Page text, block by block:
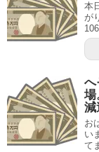
本
が
へ
場
減
お
い
て